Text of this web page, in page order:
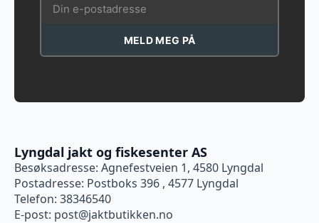
MELD MEG PÅ
Lyngdal jakt og fiskesenter AS
Besøksadresse: Agnefestveien 1, 4580 Lyngdal
Postadresse: Postboks 396 , 4577 Lyngdal
Telefon: 38346540
E-post: post@jaktbutikken.no